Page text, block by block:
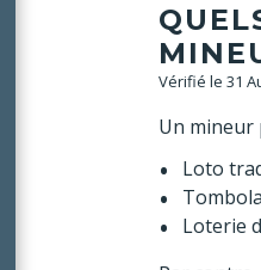
Vérifié le 31
Un mineur
Loto
Tombola
Loterie